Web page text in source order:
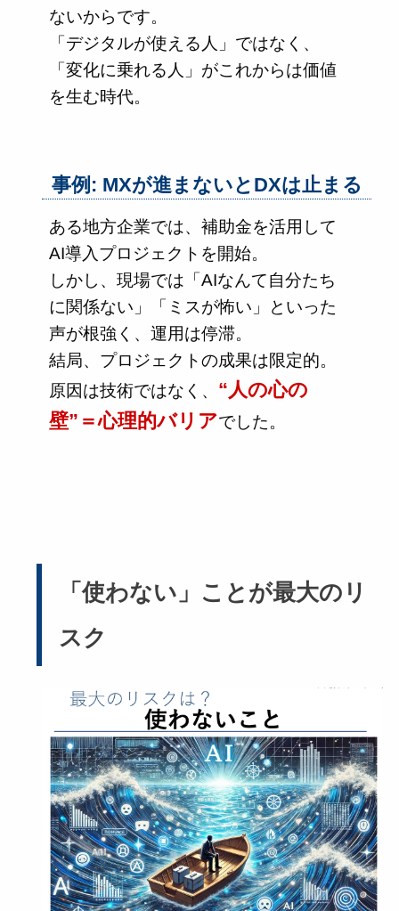
ないからです。
「デジタルが使える人」ではなく、
「変化に乗れる人」がこれからは価値
を生む時代。
事例: MXが進まないとDXは止まる
ある地方企業では、補助金を活用して
AI導入プロジェクトを開始。
しかし、現場では「AIなんて自分たち
に関係ない」「ミスが怖い」といった
声が根強く、運用は停滞。
結局、プロジェクトの成果は限定的。
原因は技術ではなく、 “人の心の
壁”＝心理的バリアでした。
「使わない」ことが最大のリ
スク